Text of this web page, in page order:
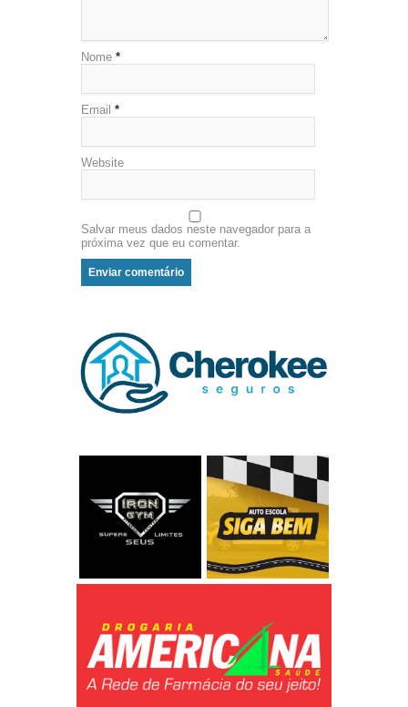
Nome *
Email *
Website
Salvar meus dados neste navegador para a
próxima vez que eu comentar.